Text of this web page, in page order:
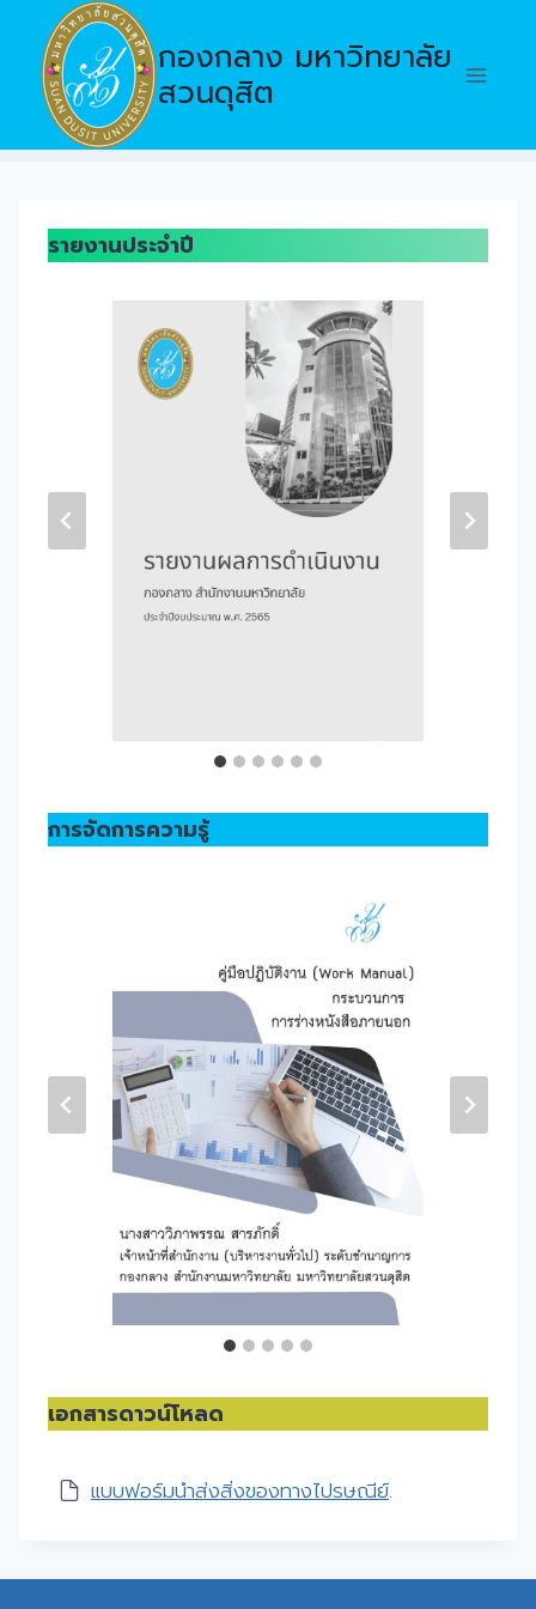
content
กองกลาง มหาวิทยาลัย
สวนดุสิต
รายงานประจำปี
การจัดการความรู้
เอกสารดาวน์โหลด
แบบฟอร์มนำส่งสิ่งของทางไปรษณีย์.